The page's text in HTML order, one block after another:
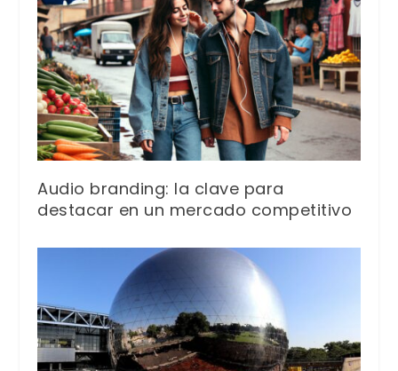
Audio branding: la clave para
destacar en un mercado competitivo